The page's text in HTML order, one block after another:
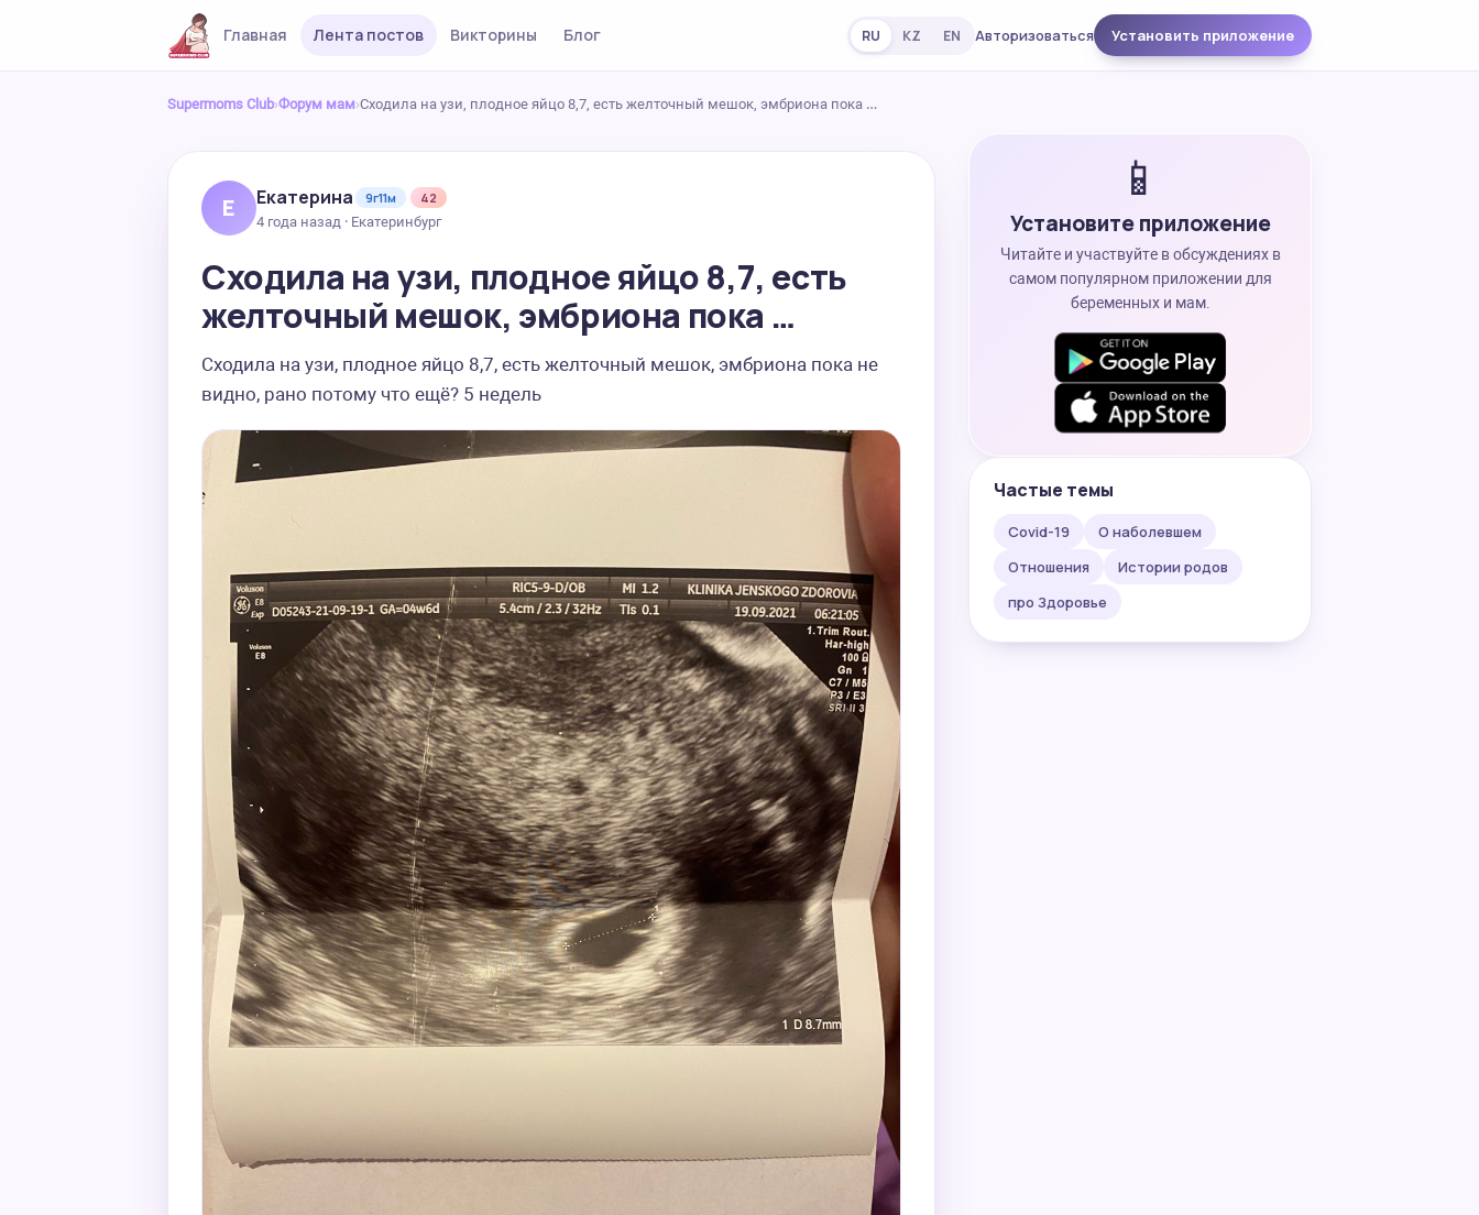
Главная Лента постов Викторины Блог RU KZ EN Авторизоваться Установить приложение
Supermoms Club›Форум мам›Сходила на узи, плодное яйцо 8,7, есть желточный мешок, эмбриона пока …
Е Екатерина 9г11м
42
4 года назад · Екатеринбург
Сходила на узи, плодное яйцо 8,7, есть
желточный мешок, эмбриона пока …
Сходила на узи, плодное яйцо 8,7, есть желточный мешок, эмбриона пока не
видно, рано потому что ещё? 5 недель
📱
Установите приложение
Читайте и участвуйте в обсуждениях в
самом популярном приложении для
беременных и мам.
Частые темы
Covid-19
О наболевшем
Отношения
Истории родов
про Здоровье